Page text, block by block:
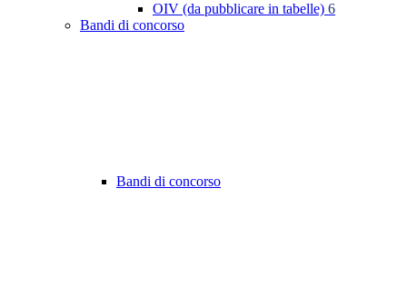
OIV (da pubblicare in tabelle) 6
Bandi di concorso
Bandi di concorso